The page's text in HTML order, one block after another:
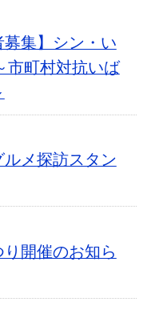
募集】シン・い
市町村対抗いば
ルメ探訪スタン
開催のお知ら